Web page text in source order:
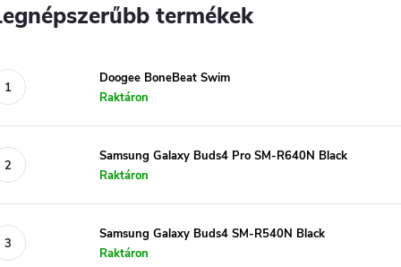
termékek
Doogee BoneBeat Swim
Raktáron
Samsung Galaxy Buds4 Pro SM-R640N Black
Raktáron
Samsung Galaxy Buds4 SM-R540N Black
Raktáron